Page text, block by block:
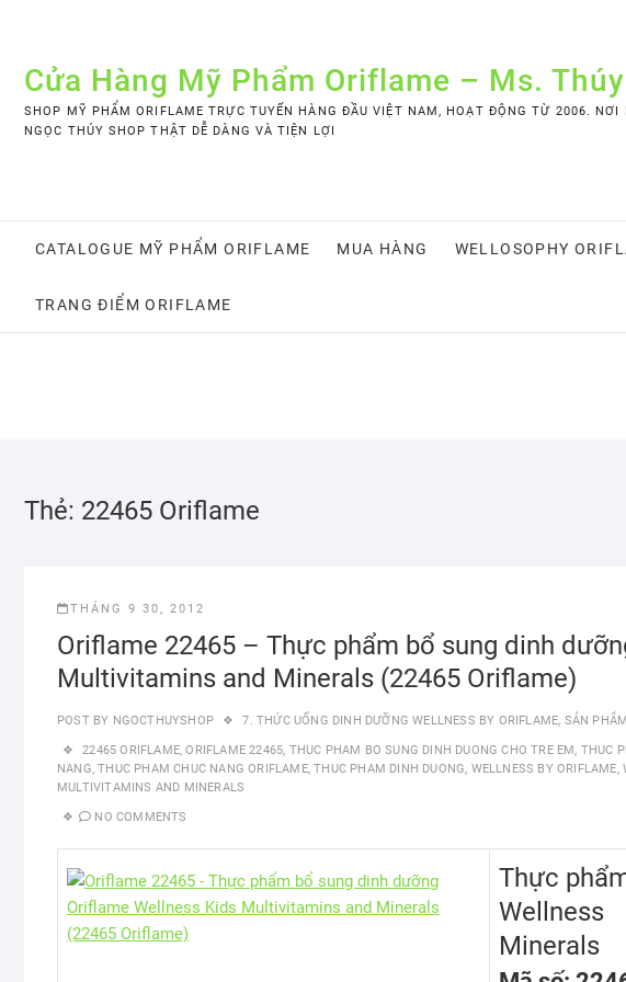
contentCửa Hàng Mỹ Phẩm Oriflame – Ms.
SHOP MỸ PHẨM ORIFLAME TRỰC TUYẾN HÀNG ĐẦU VIỆT NAM, HOẠT ĐỘNG TỪ 2006.
NGỌC THÚY SHOP THẬT DỄ DÀNG VÀ TIỆN LỢI
CATALOGUE MỸ PHẨM ORIFLAME MUA HÀNG WELLOSOPHY
TRANG ĐIỂM ORIFLAME
Thẻ: 22465 Oriflame
THÁNG 9 30, 2012
Oriflame 22465 – Thực phẩm bổ sung dinh
Multivitamins and Minerals (22465 Oriflame)
POST BY NGOCTHUYSHOP 7. THỨC UỐNG DINH DƯỠNG WELLNESS BY ORIFLAME, SẢN
22465 ORIFLAME,ORIFLAME 22465, THUC PHAM BO SUNG DINH DUONG CHO TRE EM, THUC
NANG,THUC PHAM CHUC NANG ORIFLAME,THUC PHAM DINH DUONG, WELLNESS BY ORIFLAME,
MULTIVITAMINS AND MINERALS
NO COMMENTS
Thực
Minerals